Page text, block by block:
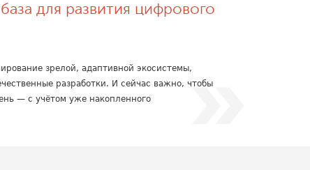
для развития цифрового
зрелой, адаптивной экосистемы,
разработки. И сейчас важно, чтобы
— с учётом уже накопленного